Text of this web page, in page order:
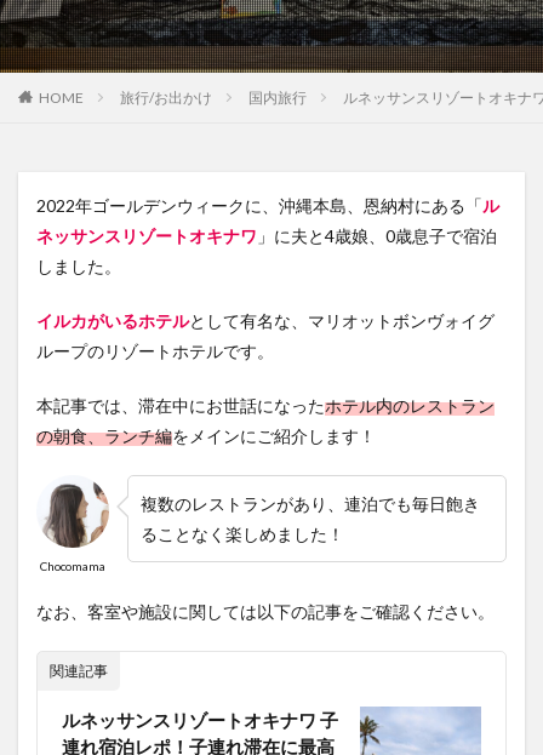
HOME 旅行/お出かけ 国内旅行 ルネッサンスリゾートオキナ
2022年ゴールデンウィークに、沖縄本島、恩納村にある「ル
ネッサンスリゾートオキナワ 」に夫と4歳娘、0歳息子で宿泊
しました。
イルカがいるホテルとして有名な、マリオットボンヴォイグ
ループのリゾートホテルです。
本記事では、滞在中にお世話になったホテル内のレストラン
の朝食、ランチ編をメインにご紹介します！
Chocomama
複数のレストランがあり、連泊でも毎日飽き
ることなく楽しめました！
なお、客室や施設に関しては以下の記事をご確認ください。
関連記事
ルネッサンスリゾートオキナワ 子
連れ宿泊レポ！子連れ滞在に最高